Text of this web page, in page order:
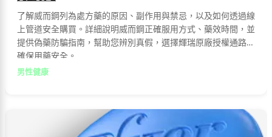
了解威而鋼列為處方藥的原因、副作用與禁忌，以及如何透過線
上管道安全購買。詳細說明威而鋼正確服用方式、藥效時間，並
提供偽藥防騙指南，幫助您辨別真假，選擇輝瑞原廠授權通路，
確保用藥安全。
男性健康